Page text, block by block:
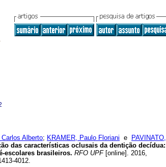
Alberto; KRAMER, Paulo Floriani e
PAVINATO,
das características oclusais da dentição decídua:
escolares brasileiros. RFO UPF[online]. 2016,
4012.